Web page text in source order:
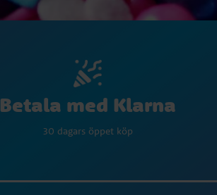
Betala med Klarna
30 dagars öppet köp